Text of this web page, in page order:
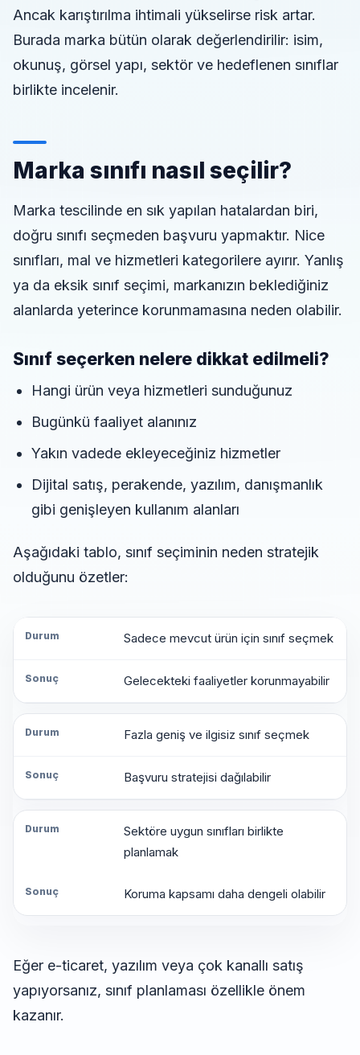
Ancak karıştırılma ihtimali yükselirse risk artar.
Burada marka bütün olarak değerlendirilir: isim,
okunuş, görsel yapı, sektör ve hedeflenen sınıflar
birlikte incelenir.
Marka sınıfı nasıl seçilir?
Marka tescilinde en sık yapılan hatalardan biri,
doğru sınıfı seçmeden başvuru yapmaktır. Nice
sınıfları, mal ve hizmetleri kategorilere ayırır. Yanlış
ya da eksik sınıf seçimi, markanızın beklediğiniz
alanlarda yeterince korunmamasına neden olabilir.
Sınıf seçerken nelere dikkat edilmeli?
Hangi ürün veya hizmetleri sunduğunuz
Bugünkü faaliyet alanınız
Yakın vadede ekleyeceğiniz hizmetler
Dijital satış, perakende, yazılım, danışmanlık
gibi genişleyen kullanım alanları
Aşağıdaki tablo, sınıf seçiminin neden stratejik
olduğunu özetler:
Durum
Sonuç
Sadece mevcut ürün için sınıf seçmek
Gelecekteki faaliyetler korunmayabilir
Fazla geniş ve ilgisiz sınıf seçmek
Başvuru stratejisi dağılabilir
Sektöre uygun sınıfları birlikte
planlamak
Koruma kapsamı daha dengeli olabilir
Eğer e-ticaret, yazılım veya çok kanallı satış
yapıyorsanız, sınıf planlaması özellikle önem
kazanır.